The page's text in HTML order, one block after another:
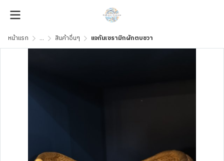
หน้าแรก ... สินค้าอื่นๆ แจกันเซรามิกผักตบชวา